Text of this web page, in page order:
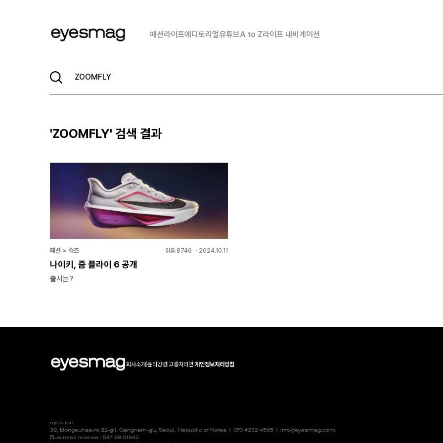
패션라이프에디토리얼유튜브A to Z라이프 내비게이션
'ZOOMFLY' 검색 결과
패션 > 슈즈 읽음 8746 ・ 2024.10.11
나이키, 줌 플라이 6 공개
출시는?
회사소개|윤리강령 고충처리인 개인정보처리방침
eyes inc.
39, Bongeunsa-ro 22-gil, Gangnam-gu, Seoul, Republic of Korea | 070 4232 4565
info@eyesmag.com
Business license : 547 88 01942